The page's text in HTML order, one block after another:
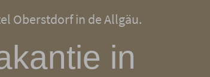
Oberstdorf in de Allgäu.
in